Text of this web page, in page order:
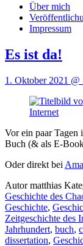
Über mich
Impressum
Es ist da!
1. Oktober 2021 @
Vor ein paar Tagen
Buch (& als E-
Oder direkt bei
Autormatthias
Geschichte des
Geschichte,
Zeitgeschichte des
Jahrhundert, buch,
dissertation,